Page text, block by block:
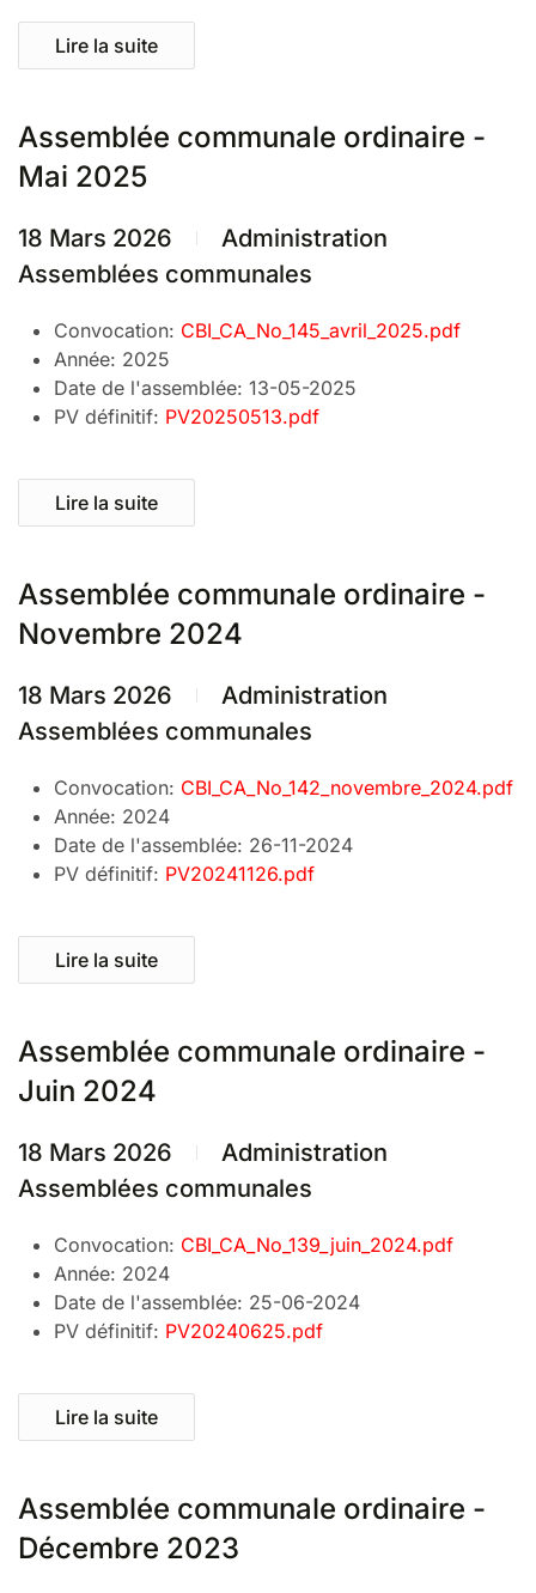
Lire la suite
Assemblée communale ordinaire -
Mai 2025
18 Mars 2026
Administration
Assemblées communales
Convocation: CBI_CA_No_145_avril_2025.pdf
Année: 2025
Date de l'assemblée: 13-05-2025
PV définitif: PV20250513.pdf
Lire la suite
Assemblée communale ordinaire -
Novembre 2024
18 Mars 2026
Administration
Assemblées communales
Convocation: CBI_CA_No_142_novembre_2024.pdf
Année: 2024
Date de l'assemblée: 26-11-2024
PV définitif: PV20241126.pdf
Lire la suite
Assemblée communale ordinaire -
Juin 2024
18 Mars 2026
Administration
Assemblées communales
Convocation: CBI_CA_No_139_juin_2024.pdf
Année: 2024
Date de l'assemblée: 25-06-2024
PV définitif: PV20240625.pdf
Lire la suite
Assemblée communale ordinaire -
Décembre 2023